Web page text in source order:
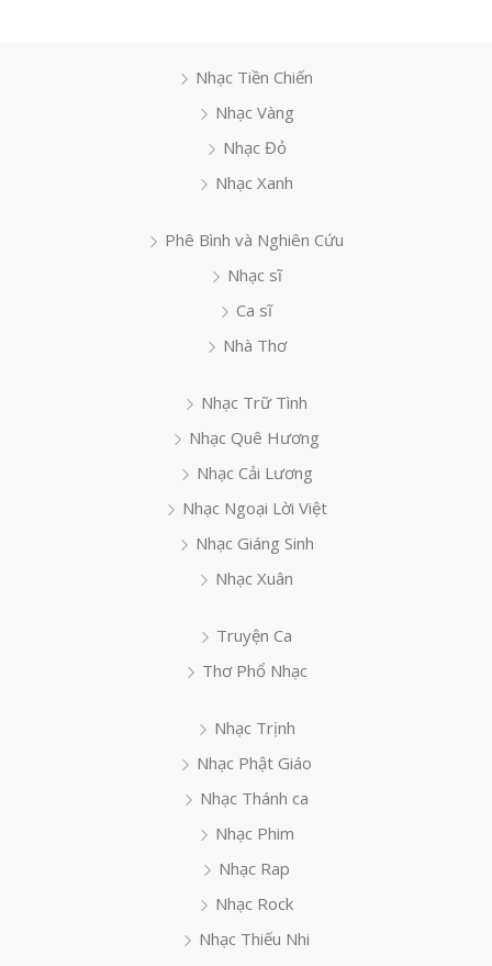
Nhạc Tiền Chiến
Nhạc Vàng
Nhạc Đỏ
Nhạc Xanh
Phê Bình và Nghiên Cứu
Nhạc sĩ
Ca sĩ
Nhà Thơ
Nhạc Trữ Tình
Nhạc Quê Hương
Nhạc Cải Lương
Nhạc Ngoại Lời Việt
Nhạc Giáng Sinh
Nhạc Xuân
Truyện Ca
Thơ Phổ Nhạc
Nhạc Trịnh
Nhạc Phật Giáo
Nhạc Thánh ca
Nhạc Phim
Nhạc Rap
Nhạc Rock
Nhạc Thiếu Nhi